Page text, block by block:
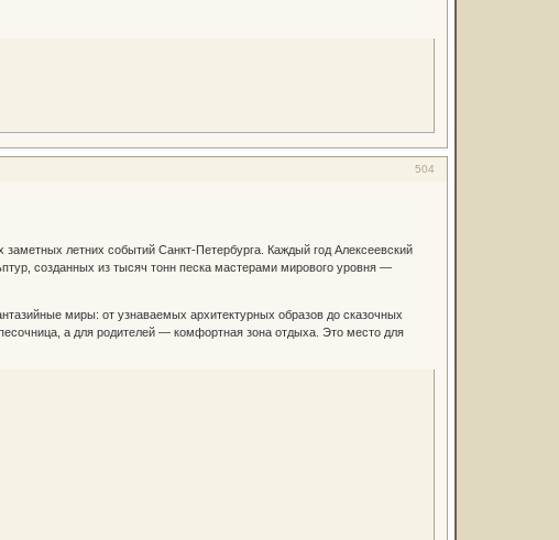
504
летних событий Санкт-Петербурга. Каждый год Алексеевский
созданных из тысяч тонн песка мастерами мирового уровня —
миры: от узнаваемых архитектурных образов до сказочных
а для родителей — комфортная зона отдыха. Это место для